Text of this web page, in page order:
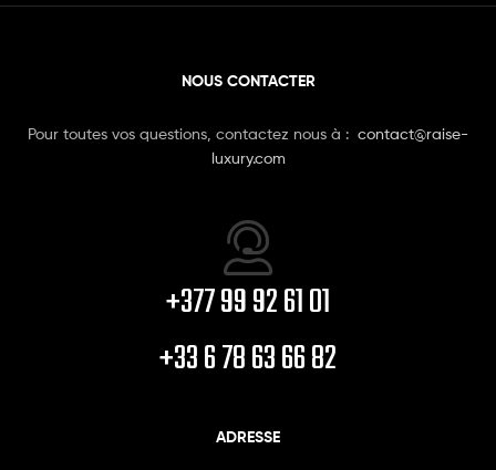
NOUS CONTACTER
Pour toutes vos questions, contactez nous à : contact@raise-
luxury.com
+377 99 92 61 01
+33 6 78 63 66 82
ADRESSE